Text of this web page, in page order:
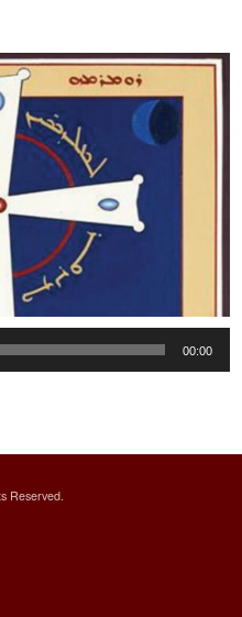
00:00
Reserved.